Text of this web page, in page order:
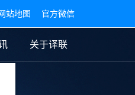
站地图 官方微信
关于译联